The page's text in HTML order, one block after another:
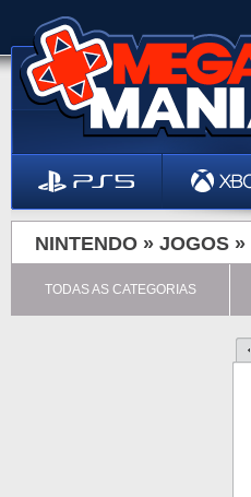
NINTENDO » JOGOS »
TODAS AS CATEGORIAS